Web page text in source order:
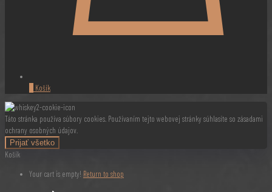
Košík
Táto stránka používa súbory cookies. Používaním tejto webovej stránky súhlasíte so zásadami
ochrany osobných údajov.
Prijať všetko
Košík
Your cart is empty! Return to shop